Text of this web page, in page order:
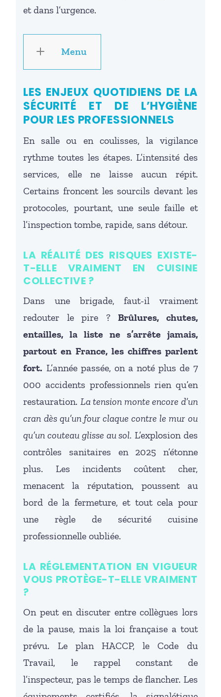
et dans l’urgence.
Menu
LES ENJEUX QUOTIDIENS DE LA
SÉCURITÉ ET DE L’HYGIÈNE
POUR LES PROFESSIONNELS
En salle ou en coulisses, la vigilance
rythme toutes les étapes. L’intensité des
services, elle ne laisse aucun répit.
Certains froncent les sourcils devant les
protocoles, pourtant, une seule faille et
l’inspection tombe, rapide, sans détour.
LA RÉALITÉ DES RISQUES EXISTE-
T-ELLE VRAIMENT EN CUISINE
COLLECTIVE ?
Dans une brigade, faut-il vraiment
redouter le pire ?Brûlures, chutes,
entailles, la liste ne s’arrête jamais,
partout en France, les chiffres parlent
fort. L’année passée, on a noté plus de 7
000 accidents professionnels rien qu’en
restauration. La tension monte encore d’un
cran dès qu’un four claque contre le mur ou
qu’un couteau glisse au sol. L’explosion des
contrôles sanitaires en 2025 n’étonne
plus. Les incidents coûtent cher,
menacent la réputation, poussent au
bord de la fermeture, et tout cela pour
une règle de sécurité cuisine
professionnelle oubliée.
LA RÉGLEMENTATION EN VIGUEUR
VOUS PROTÈGE-T-ELLE VRAIMENT
?
On peut en discuter entre collègues lors
de la pause, mais la loi française a tout
prévu. Le plan HACCP, le Code du
Travail, le rappel constant de
l’inspecteur, pas le temps de flancher. Les